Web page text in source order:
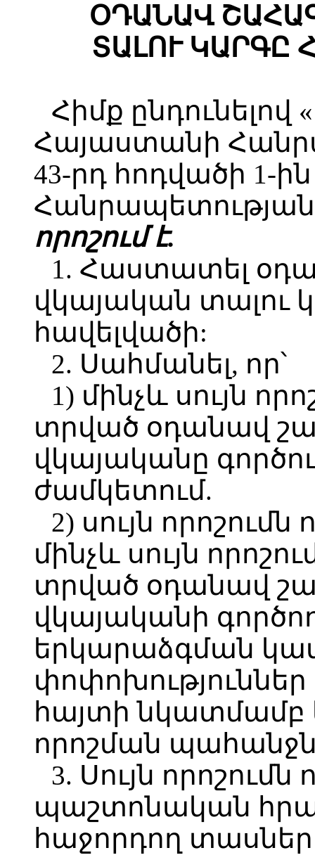
ՕԴԱՆԱՎ
ՏԱԼՈՒ ԿԱՐԳԸ
Հիմք
Հայաստանի
43-րդ հոդվածի 1-
Հանրապետության
որոշում է.
1. Հաստատել
վկայական տալու
հավելվածի:
2. Սահմանել, որ՝
1) մինչև սույն
տրված օդանավ
վկայականը
ժամկետում.
2) սույն
մինչև սույն
տրված օդանավ
վկայականի
երկարաձգման
հայտի նկատմամբ
որոշման
3. Սույն որոշումն
պաշտոնական
հաջորդող